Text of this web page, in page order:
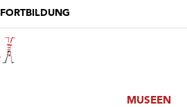
FORTBILDUNG
MUSEEN